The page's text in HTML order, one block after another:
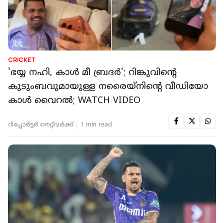
CRICKET
'ഭയ്യ നഹി, കാൾ മീ ബ്രദർ'; റിങ്കുവിന്റെ
കുടുംബവുമായുള്ള നരൈയ്നിന്‍റെ വീഡിയോ
കാൾ വൈറൽ; WATCH VIDEO
റിപ്പോർട്ടർ നെറ്റ്‌വര്‍ക്ക്‌ 1 min read